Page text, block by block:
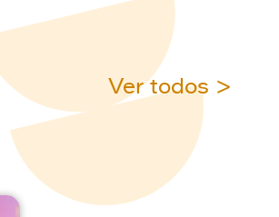
Ver todos >